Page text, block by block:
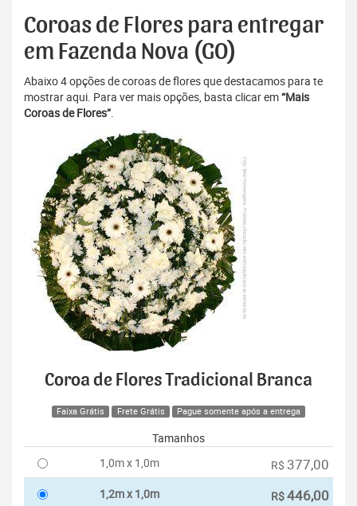
Coroas de Flores para entregar
em Fazenda Nova (GO)
Abaixo 4 opções de coroas de flores que destacamos para te
mostrar aqui. Para ver mais opções, basta clicar em“Mais
Coroas de Flores”.
Coroa de Flores Tradicional Branca
Faixa Grátis Frete Grátis Pague somente após a entrega
Tamanhos
1,0m x 1,0m
R$ 377,00
1,2m x 1,0m R$446,00